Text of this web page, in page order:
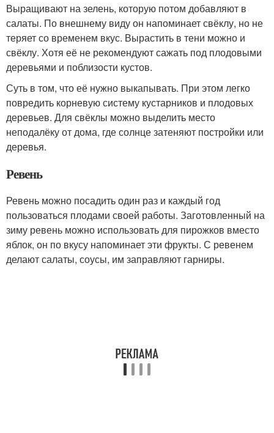
Выращивают на зелень, которую потом добавляют в
салаты. По внешнему виду он напоминает свёклу, но не
теряет со временем вкус. Вырастить в тени можно и
свёклу. Хотя её не рекомендуют сажать под плодовыми
деревьями и поблизости кустов.
Суть в том, что её нужно выкапывать. При этом легко
повредить корневую систему кустарников и плодовых
деревьев. Для свёклы можно выделить место
неподалёку от дома, где солнце затеняют постройки или
деревья.
Ревень
Ревень можно посадить один раз и каждый год
пользоваться плодами своей работы. Заготовленный на
зиму ревень можно использовать для пирожков вместо
яблок, он по вкусу напоминает эти фрукты. С ревенем
делают салаты, соусы, им заправляют гарниры.